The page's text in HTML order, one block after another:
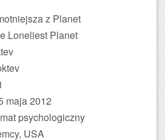
z Planet
Loneliest Planet
maja 2012
psychologiczny
USA